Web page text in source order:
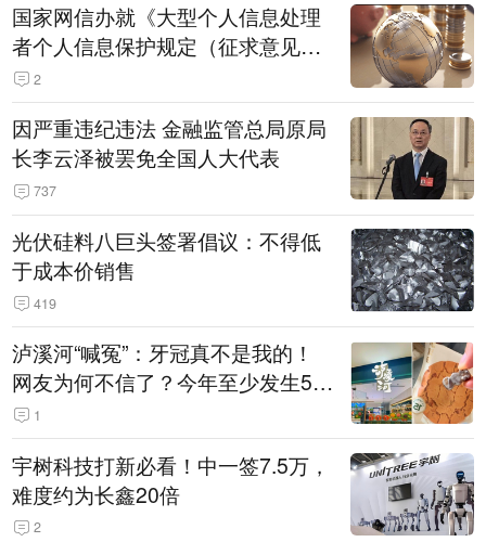
国家网信办就《大型个人信息处理
者个人信息保护规定（征求意见
稿）》公开征求意见
2
因严重违纪违法 金融监管总局原局
长李云泽被罢免全国人大代表
737
光伏硅料八巨头签署倡议：不得低
于成本价销售
419
泸溪河“喊冤”：牙冠真不是我的！
网友为何不信了？今年至少发生5
起“食品冤案”
1
宇树科技打新必看！中一签7.5万，
难度约为长鑫20倍
2